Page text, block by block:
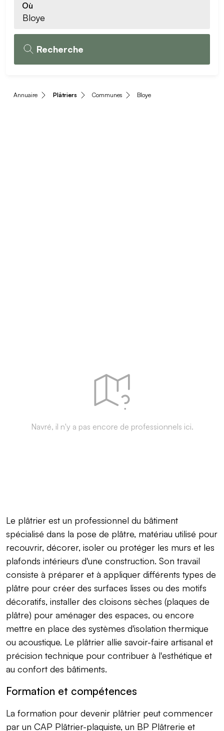
Où
Recherche
Annuaire Plâtriers Communes Bloye
Navré, il n'y a pas encore de professionnels ici.
Le plâtrier est un professionnel du bâtiment
spécialisé dans la pose de plâtre, matériau utilisé pour
recouvrir, décorer, isoler ou protéger les murs et les
plafonds intérieurs d'une construction. Son travail
consiste à préparer et à appliquer différents types de
plâtre pour créer des surfaces lisses ou des motifs
décoratifs, installer des cloisons sèches (plaques de
plâtre) pour aménager des espaces, ou encore
mettre en place des systèmes d'isolation thermique
ou acoustique. Le plâtrier allie savoir-faire artisanal et
précision technique pour contribuer à l'esthétique et
au confort des bâtiments.
Formation et compétences
La formation pour devenir plâtrier peut commencer
par un CAP Plâtrier-plaquiste, un BP Plâtrerie et